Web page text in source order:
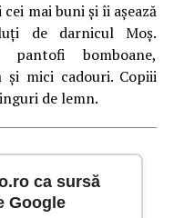
mai buni și îi așează
de darnicul Moș.
bomboane,
și mici cadouri. Copiii
de lemn.
ca sursă
Google